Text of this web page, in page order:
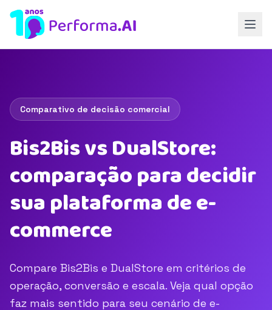
Comparativo de decisão comercial
Bis2Bis vs DualStore:
comparação para decidir
sua plataforma de e-
commerce
Compare Bis2Bis e DualStore em critérios de
operação, conversão e escala. Veja qual opção
faz mais sentido para seu cenário de e-